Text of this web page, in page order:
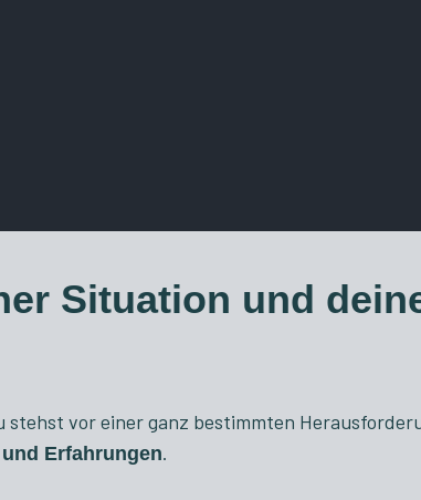
Situation und
vor einer ganz bestimmten
Erfahrungen.